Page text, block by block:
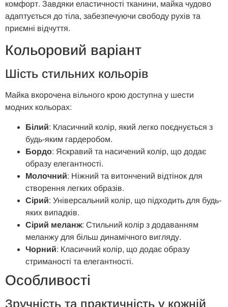
комфорт. Завдяки еластичності тканини, майка чудово
адаптується до тіла, забезпечуючи свободу рухів та
приємні відчуття.
Кольоровий варіант
Шість стильних кольорів
Майка вкорочена вільного крою доступна у шести
модних кольорах:
Білий: Класичний колір, який легко поєднується з
будь-яким гардеробом.
Бордо: Яскравий та насичений колір, що додає
образу елегантності.
Молочний: Ніжний та витончений відтінок для
створення легких образів.
Сірий: Універсальний колір, що підходить для будь-
яких випадків.
Сірий меланж: Стильний колір з додаванням
меланжу для більш динамічного вигляду.
Чорний: Класичний колір, що додає образу
стриманості та елегантності.
Особливості
Зручність та практичність у кожній